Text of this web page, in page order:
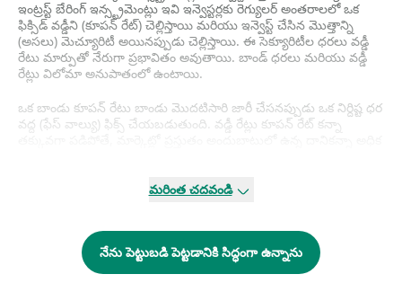
ఇంట్రస్ట్ బేరింగ్ ఇన్స్ట్రమెంట్లు ఇవి ఇన్వెస్టర్లకు రెగ్యులర్ అంతరాలలో ఒక
ఫిక్సిడ్ వడ్డీని (కూపన్ రేట్) చెల్లిస్తాయి మరియు ఇన్వెస్ట్ చేసిన మొత్తాన్ని
(అసలు) మెచ్యూరిటీ అయినప్పుడు చెల్లిస్తాయి. ఈ సెక్యూరిటీల ధరలు వడ్డీ
రేటు మార్పుతో నేరుగా ప్రభావితం అవుతాయి. బాండ్ ధరలు మరియు వడ్డీ
రేట్లు విలోమా అనుపాతంలో ఉంటాయి.
ఒక బాండు కూపన్ రేటు బాండు మొదటిసారి జారీ చేసనప్పుడు ఒక నిర్దిష్ట ధర
వద్ద (ఫేస్ వాల్యు) ఫిక్స్ చేయబడుతుంది. వడ్డీ రేట్లు కూపన్ రేట్ కన్నా
రేట్లు పెరిగితే, ఈ బాండ్లు అనాకర్షితంగా కనిపిస్తాయి మరియు తక్కువ
వడ్డీ రేట్లు పెరిగినప్పుడు, స్థిర ఆదాయం సెక్యూరిటీల ధరలు పడిపోతాయి. ఇది
వారి పోర్ట్ఫోలియోలో సెక్యూరిటీలు కలిగిన స్థిర ఆదాయం ఫండ్స్ యొక్క
ఎన్ఎవి విలువలో తగ్గదలకు దారితీస్తుంది. ఇంకోవైపు, వడ్డీ రేట్లు
మరింత చదవండి
నేను పెట్టుబడి పెట్టడానికి సిద్ధంగా ఉన్నాను